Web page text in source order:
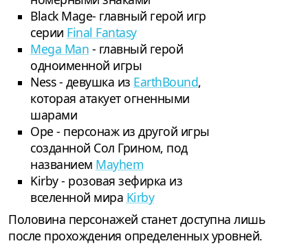
Black Mage- главный герой игр
серии Final Fantasy
Mega Man - главный герой
одноименной игры
Ness - девушка из EarthBound,
которая атакует огненными
шарами
Ope - персонаж из другой игры
созданной Сол Грином, под
названием Mayhem
Kirby - розовая зефирка из
вселенной мира Kirby
Половина персонажей станет доступна лишь
после прохождения определенных уровней.